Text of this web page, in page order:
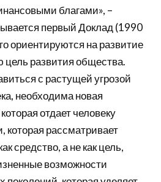
благами», –
первый Доклад (1990
ориентируются на развитие
цель развития общества.
с растущей угрозой
необходима новая
отдает человеку
которая рассматривает
средство, а не как цель,
возможности